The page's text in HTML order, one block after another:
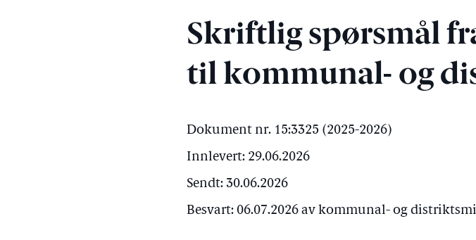
Skriftlig spørsmål
til kommunal- og
Dokument nr. 15:3325 (2025-2026)
Innlevert: 29.06.2026
Sendt: 30.06.2026
Besvart: 06.07.2026 av kommunal- og